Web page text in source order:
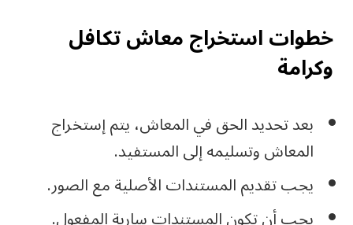
خطوات استخراج معاش تكافل
وكرامة
بعد تحديد الحق في المعاش، يتم إستخراج
المعاش وتسليمه إلى المستفيد.
يجب تقديم المستندات الأصلية مع الصور.